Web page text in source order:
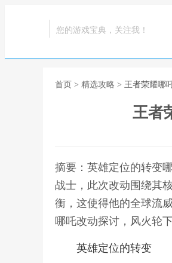
您的游戏宝典，关注我！
首页 > 精选攻略 > 王者荣耀哪
王者
摘要：英雄定位的转变
战士，此次改动围绕其
衡，这使得他的全球流
哪吒改动探讨，风火轮
英雄定位的转变